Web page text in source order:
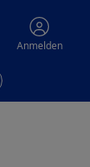
Anmelden